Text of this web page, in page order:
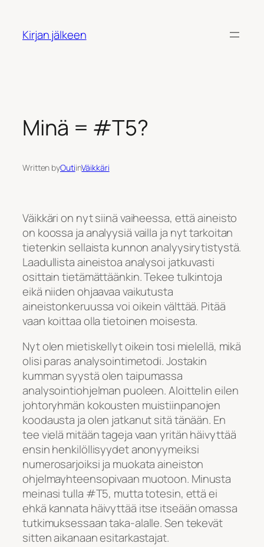
Kirjan jälkeen
Minä = #T5?
Written byOutiinVäikkäri
Väikkäri on nyt siinä vaiheessa, että aineisto
on koossa ja analyysiä vailla ja nyt tarkoitan
tietenkin sellaista kunnon analyysirytistystä.
Laadullista aineistoa analysoi jatkuvasti
osittain tietämättäänkin. Tekee tulkintoja
eikä niiden ohjaavaa vaikutusta
aineistonkeruussa voi oikein välttää. Pitää
vaan koittaa olla tietoinen moisesta.
Nyt olen mietiskellyt oikein tosi mielellä, mikä
olisi paras analysointimetodi. Jostakin
kumman syystä olen taipumassa
analysointiohjelman puoleen. Aloittelin eilen
johtoryhmän kokousten muistiinpanojen
koodausta ja olen jatkanut sitä tänään. En
tee vielä mitään tageja vaan yritän häivyttää
ensin henkilöllisyydet anonyymeiksi
numerosarjoiksi ja muokata aineiston
ohjelmayhteensopivaan muotoon. Minusta
meinasi tulla #T5, mutta totesin, että ei
ehkä kannata häivyttää itse itseään omassa
tutkimuksessaan taka-alalle. Sen tekevät
sitten aikanaan esitarkastajat.